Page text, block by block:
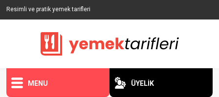
Resimli ve pratik yemek tarifleri
MENU ÜYELİK